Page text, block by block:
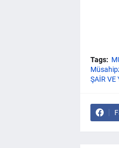
Tags:
ŞAİR VE